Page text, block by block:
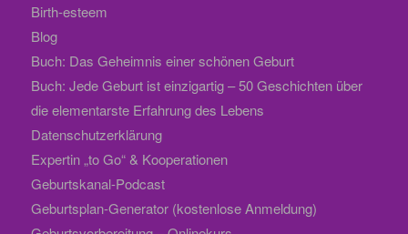
Birth-esteem
Blog
Buch: Das Geheimnis einer schönen Geburt
Buch: Jede Geburt ist einzigartig – 50 Geschichten über
die elementarste Erfahrung des Lebens
Datenschutzerklärung
Expertin „to Go“ & Kooperationen
Geburtskanal-Podcast
Geburtsplan-Generator (kostenlose Anmeldung)